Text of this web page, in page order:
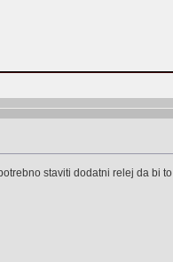
staviti dodatni relej da bi